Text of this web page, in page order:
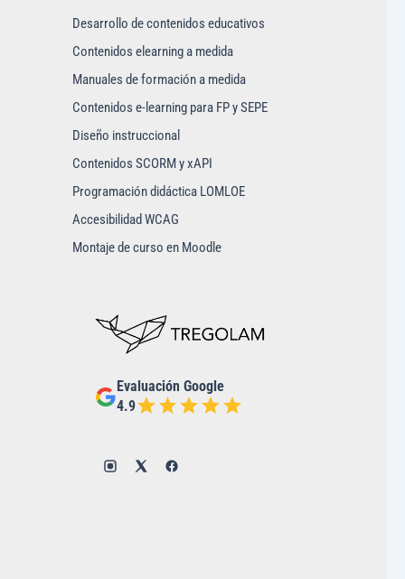
Desarrollo de contenidos educativos
Contenidos elearning a medida
Manuales de formación a medida
Contenidos e-learning para FP y SEPE
Diseño instruccional
Contenidos SCORM y xAPI
Programación didáctica LOMLOE
Accesibilidad WCAG
Montaje de curso en Moodle
Evaluación Google
4.9